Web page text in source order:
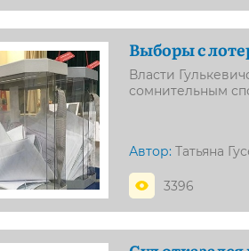
Выборы с
Власти
сомнительным
Автор: Татьяна
3396